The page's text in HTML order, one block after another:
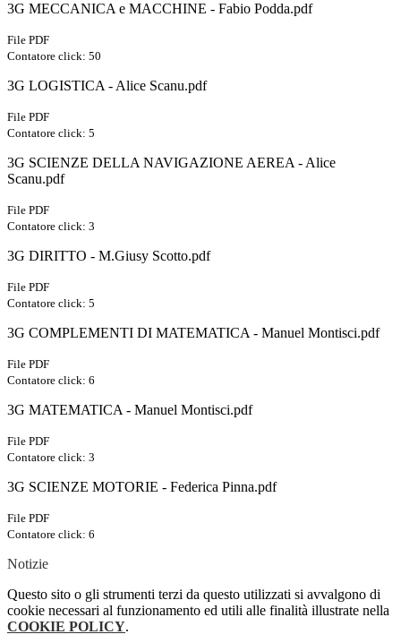
3G MECCANICA e MACCHINE - Fabio Podda.pdf
File PDF
Contatore click: 50
3G LOGISTICA - Alice Scanu.pdf
File PDF
Contatore click: 5
3G SCIENZE DELLA NAVIGAZIONE AEREA - Alice
Scanu.pdf
File PDF
Contatore click: 3
3G DIRITTO - M.Giusy Scotto.pdf
File PDF
Contatore click: 5
3G COMPLEMENTI DI MATEMATICA - Manuel Montisci.pdf
File PDF
Contatore click: 6
3G MATEMATICA - Manuel Montisci.pdf
File PDF
Contatore click: 3
3G SCIENZE MOTORIE - Federica Pinna.pdf
File PDF
Contatore click: 6
Notizie
Questo sito o gli strumenti terzi da questo utilizzati si avvalgono di
cookie necessari al funzionamento ed utili alle finalità illustrate nella
COOKIE POLICY.